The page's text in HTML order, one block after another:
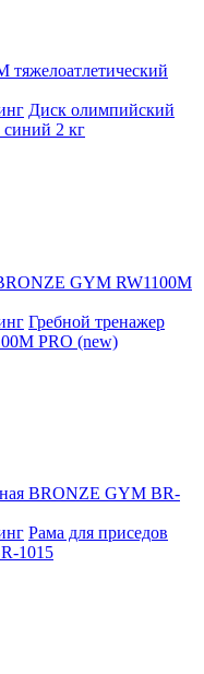
Диск олимпийский
2 кг
Гребной тренажер
PRO (new)
Рама для приседов
1015